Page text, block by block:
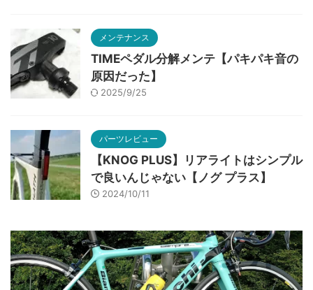
メンテナンス
TIMEペダル分解メンテ【パキパキ音の
原因だった】
2025/9/25
パーツレビュー
【KNOG PLUS】リアライトはシンプル
で良いんじゃない【ノグ プラス】
2024/10/11